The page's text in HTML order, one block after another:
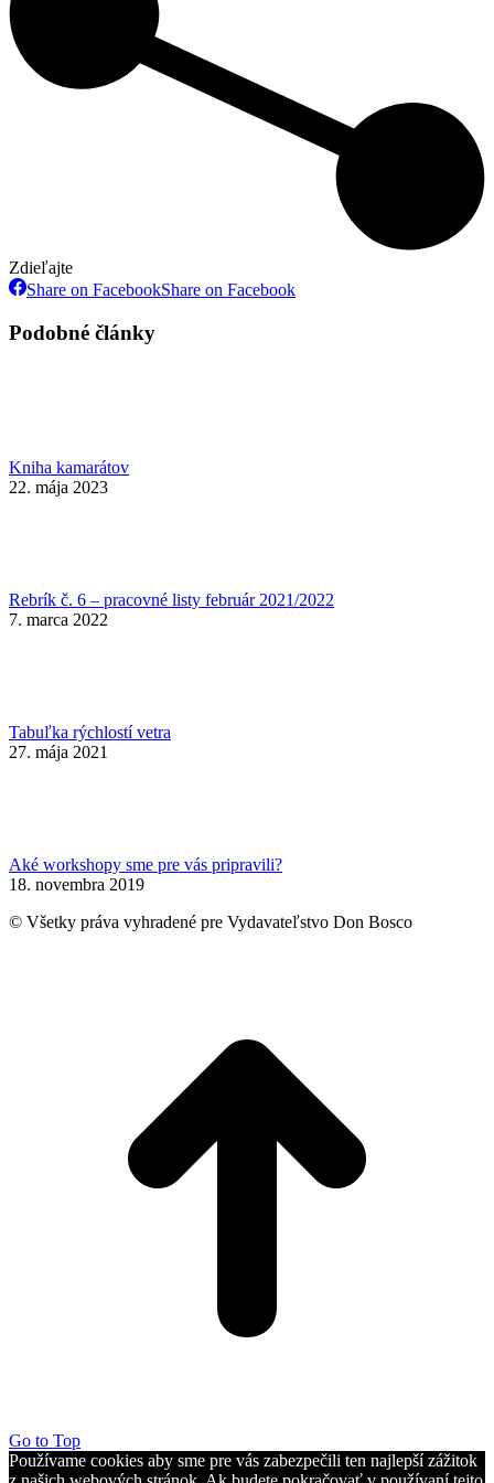
Zdieľajte
Share on FacebookShare on Facebook
Podobné články
Kniha kamarátov
22. mája 2023
Rebrík č. 6 – pracovné listy február 2021/2022
7. marca 2022
Tabuľka rýchlostí vetra
27. mája 2021
Aké workshopy sme pre vás pripravili?
18. novembra 2019
© Všetky práva vyhradené pre Vydavateľstvo Don Bosco
Go to Top
Používame cookies aby sme pre vás zabezpečili ten najlepší zážitok